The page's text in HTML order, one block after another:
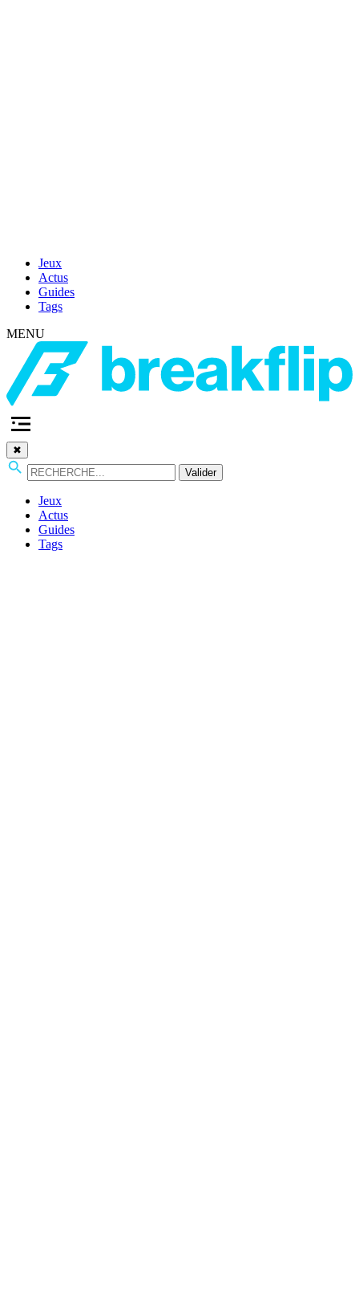
Jeux
Actus
Guides
Tags
MENU
✖
Valider
Jeux
Actus
Guides
Tags